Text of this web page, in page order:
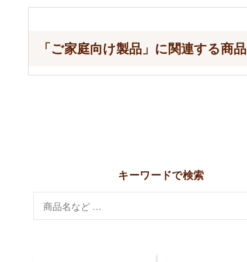
「ご家庭向け製品」に関連する商品
キーワードで検索